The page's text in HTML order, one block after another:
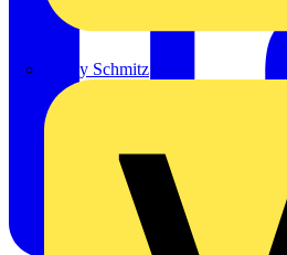
Hardy Schmitz